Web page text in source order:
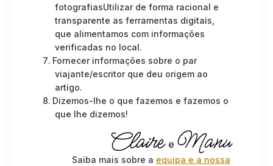
fotografiasUtilizar de forma racional e
transparente as ferramentas digitais,
que alimentamos com informações
verificadas no local.
Fornecer informações sobre o par
viajante/escritor que deu origem ao
artigo.
Dizemos-lhe o que fazemos e fazemos o
que lhe dizemos!
Claire e Manu
Saiba mais sobre a equipa e a nossa